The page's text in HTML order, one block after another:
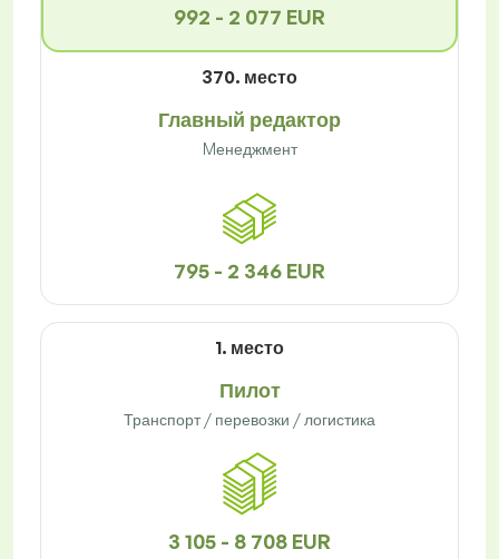
992 - 2 077 EUR
370. место
Главный редактор
Mенеджмент
795 - 2 346 EUR
1. место
Пилот
Транспорт / перевозки / логистика
3 105 - 8 708 EUR